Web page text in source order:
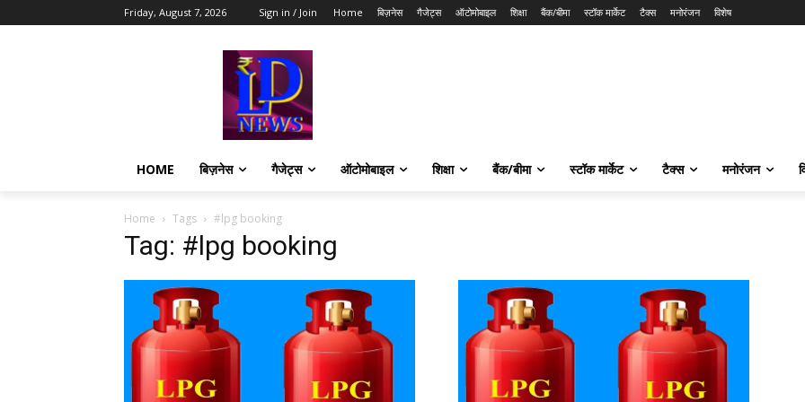
Friday, August 7, 2026 Sign in / Join Home बिज़नेस गैजेट्स ऑटोमोबाइल शिक्षा बैंक/बीमा स्टॉक मार्केट टैक्स मनोरंजन विशेष
HOME बिज़नेस गैजेट्स ऑटोमोबाइल शिक्षा बैंक/बीमा स्टॉक मार्केट टैक्स मनोरंजन
Home Tags #lpg booking
Tag: #lpg booking